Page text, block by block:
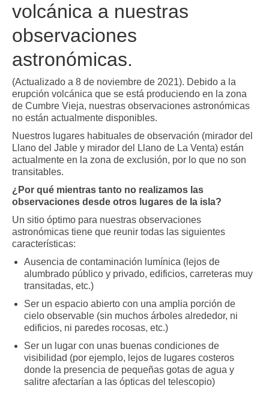
volcánica a nuestras
observaciones
astronómicas.
(Actualizado a 8 de noviembre de 2021). Debido a la
erupción volcánica que se está produciendo en la zona
de Cumbre Vieja, nuestras observaciones astronómicas
no están actualmente disponibles.
Nuestros lugares habituales de observación (mirador del
Llano del Jable y mirador del Llano de La Venta) están
actualmente en la zona de exclusión, por lo que no son
transitables.
¿Por qué mientras tanto no realizamos las
observaciones desde otros lugares de la isla?
Un sitio óptimo para nuestras observaciones
astronómicas tiene que reunir todas las siguientes
características:
Ausencia de contaminación lumínica (lejos de
alumbrado público y privado, edificios, carreteras muy
transitadas, etc.)
Ser un espacio abierto con una amplia porción de
cielo observable (sin muchos árboles alrededor, ni
edificios, ni paredes rocosas, etc.)
Ser un lugar con unas buenas condiciones de
visibilidad (por ejemplo, lejos de lugares costeros
donde la presencia de pequeñas gotas de agua y
salitre afectarían a las ópticas del telescopio)